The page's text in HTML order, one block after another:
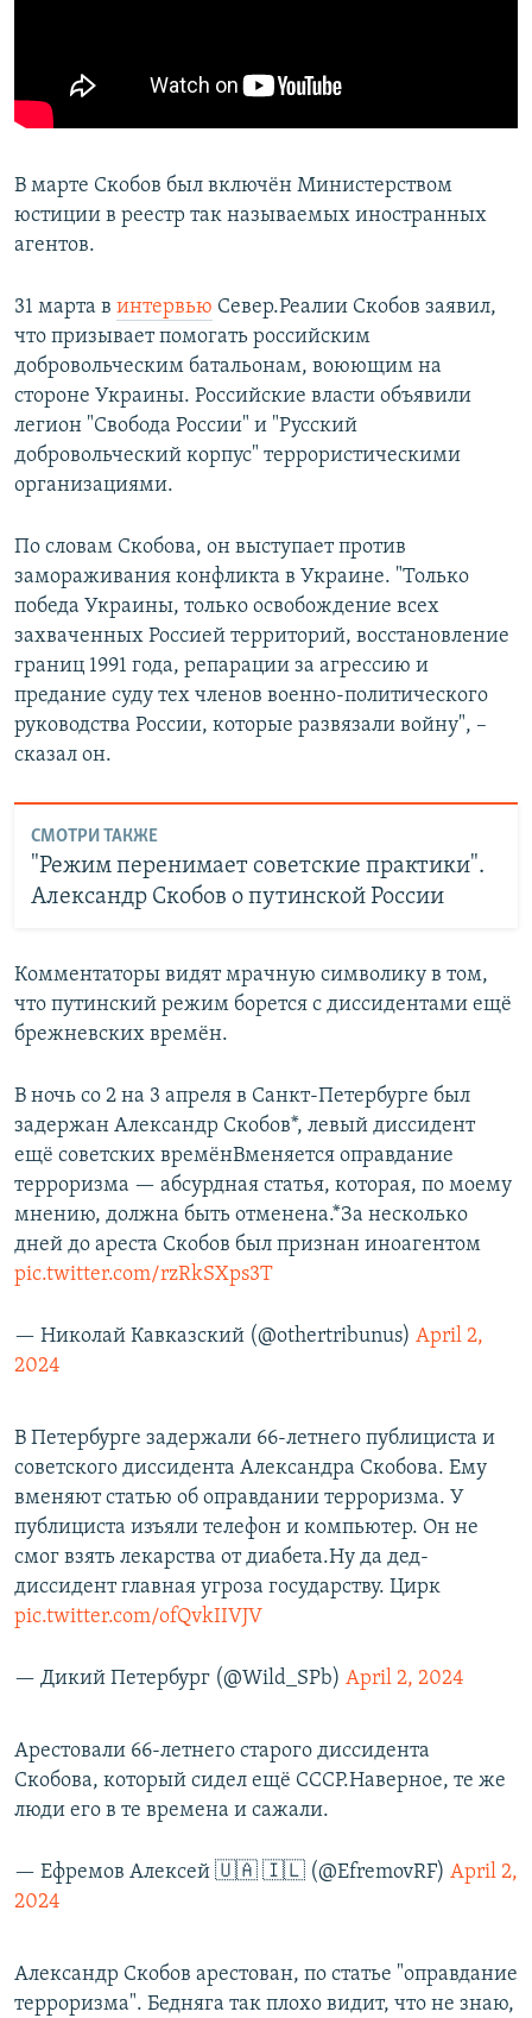
В марте Скобов был включён Министерством
юстиции в реестр так называемых иностранных
агентов.
31 марта в интервью Север.Реалии Скобов заявил,
что призывает помогать российским
добровольческим батальонам, воюющим на
стороне Украины. Российские власти объявили
легион "Свобода России" и "Русский
добровольческий корпус" террористическими
организациями.
По словам Скобова, он выступает против
замораживания конфликта в Украине. "Только
победа Украины, только освобождение всех
захваченных Россией территорий, восстановление
границ 1991 года, репарации за агрессию и
предание суду тех членов военно-политического
руководства России, которые развязали войну", –
сказал он.
СМОТРИ ТАКЖЕ
"Режим перенимает советские практики".
Александр Скобов о путинской России
Комментаторы видят мрачную символику в том,
что путинский режим борется с диссидентами ещё
брежневских времён.
В ночь со 2 на 3 апреля в Санкт-Петербурге был
задержан Александр Скобов*, левый диссидент
ещё советских времёнВменяется оправдание
терроризма — абсурдная статья, которая, по моему
мнению, должна быть отменена.*За несколько
дней до ареста Скобов был признан иноагентом
pic.twitter.com/rzRkSXps3T
— Николай Кавказский (@othertribunus) April 2,
2024
В Петербурге задержали 66-летнего публициста и
советского диссидента Александра Скобова. Ему
вменяют статью об оправдании терроризма. У
публициста изъяли телефон и компьютер. Он не
смог взять лекарства от диабета.Ну да дед-
диссидент главная угроза государству. Цирк
pic.twitter.com/ofQvkIIVJV
— Дикий Петербург (@Wild_SPb) April 2, 2024
Арестовали 66-летнего старого диссидента
Скобова, который сидел ещё СССР.Наверное, те же
люди его в те времена и сажали.
— Ефремов Алексей 🇺🇦 🇮🇱 (@EfremovRF) April 2,
2024
Александр Скобов арестован, по статье "оправдание
терроризма". Бедняга так плохо видит, что не знаю,